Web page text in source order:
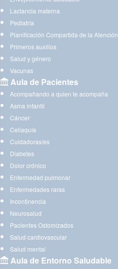
Lactancia materna
Pediatría
Planificación Compartida de la Atención
Primeros auxilios
Salud y género
Vacunas
Aula de Pacientes
Acompañando a quien te acompaña
Asma infantil
Cáncer
Celiaquía
Cuidadoras/es
Diabetes
Dolor crónico
Enfermedad pulmonar
Enfermedades raras
Incontinencia
Neurosalud
Pacientes Ostomizados
Salud cardiovascular
Salud mental
Aula de Entorno Saludable